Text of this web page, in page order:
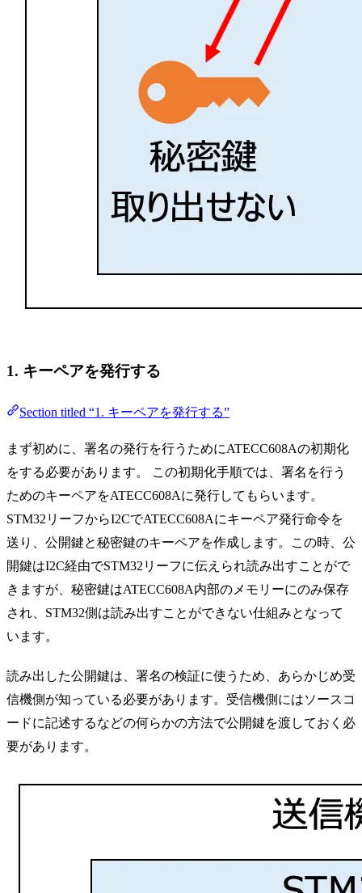
1. キーペアを発行する
Section titled “1. キーペアを発行する”
まず初めに、署名の発行を行うためにATECC608Aの初期化
をする必要があります。 この初期化手順では、署名を行う
ためのキーペアをATECC608Aに発行してもらいます。
STM32リーフからI2CでATECC608Aにキーペア発行命令を
送り、公開鍵と秘密鍵のキーペアを作成します。この時、公
開鍵はI2C経由でSTM32リーフに伝えられ読み出すことがで
きますが、秘密鍵はATECC608A内部のメモリーにのみ保存
され、STM32側は読み出すことができない仕組みとなって
います。
読み出した公開鍵は、署名の検証に使うため、あらかじめ受
信機側が知っている必要があります。受信機側にはソースコ
ードに記述するなどの何らかの方法で公開鍵を渡しておく必
要があります。